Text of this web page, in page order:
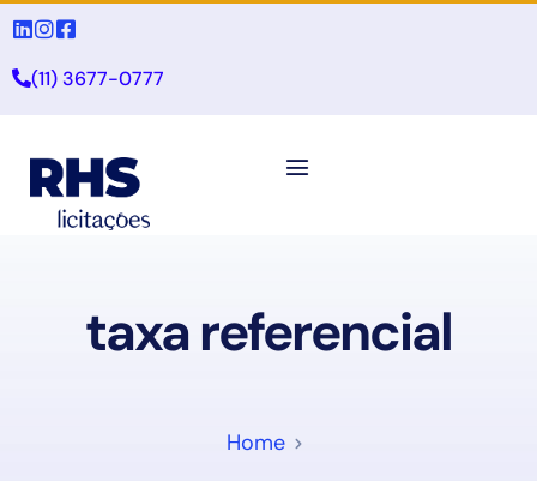
(11) 3677-0777
taxa referencial
Home